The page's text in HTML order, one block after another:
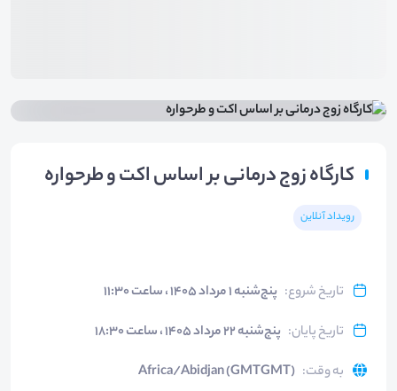
کارگاه زوج درمانی بر اساس اکت و طرحواره
رویداد آنلاین
تاریخ شروع: پنج‌شنبه ۱ مرداد ۱۴۰۵ ، ساعت ۱۱:۳۰
تاریخ پایان: پنج‌شنبه ۲۲ مرداد ۱۴۰۵ ، ساعت ۱۸:۳۰
به وقت:
Africa/Abidjan (GMTGMT)